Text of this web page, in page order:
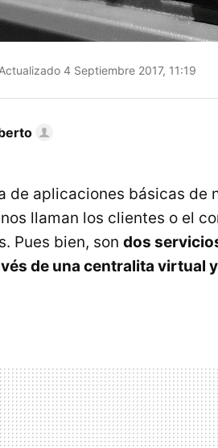
Actualizado 4 Septiembre 2017, 11:19
de aplicaciones básicas de
llaman los clientes o el
Pues bien, son dos
de una centralita virtual